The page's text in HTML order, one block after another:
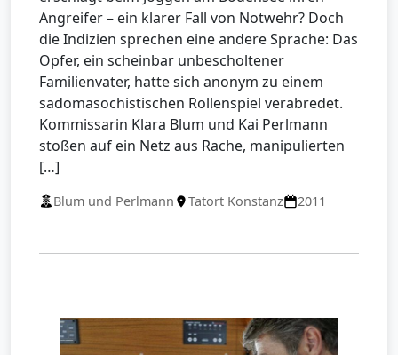
Angreifer – ein klarer Fall von Notwehr? Doch
die Indizien sprechen eine andere Sprache: Das
Opfer, ein scheinbar unbescholtener
Familienvater, hatte sich anonym zu einem
sadomasochistischen Rollenspiel verabredet.
Kommissarin Klara Blum und Kai Perlmann
stoßen auf ein Netz aus Rache, manipulierten
[…]
Blum und Perlmann Tatort Konstanz 2011